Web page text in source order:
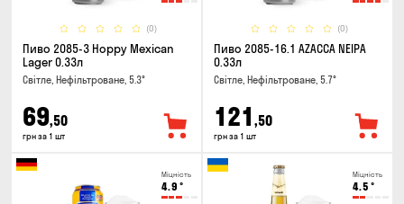
(0)
Пиво 2085-3 Hoppy Mexican
Lager 0.33л
Світле, Нефільтроване, 5.3°
69,50
грн за 1 шт
(0)
Пиво 2085-16.1 AZACCA NEIPA
0.33л
Світле, Нефільтроване, 5.7°
121 ,50
грн за 1 шт
Міцність
4.9 °
Міцність
4.5 °